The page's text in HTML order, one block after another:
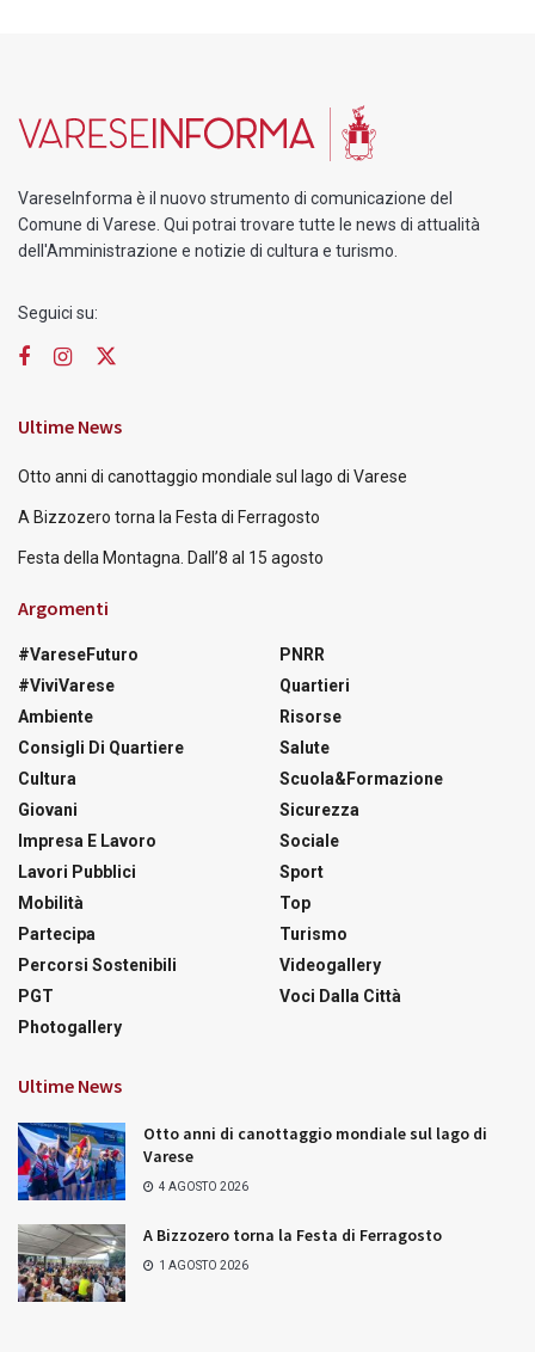
VareseInforma è il nuovo strumento di comunicazione del
Comune di Varese. Qui potrai trovare tutte le news di attualità
dell'Amministrazione e notizie di cultura e turismo.
Seguici su:
Ultime News
Otto anni di canottaggio mondiale sul lago di Varese
A Bizzozero torna la Festa di Ferragosto
Festa della Montagna. Dall’8 al 15 agosto
Argomenti
#VareseFuturo
#ViviVarese
Ambiente
Consigli Di Quartiere
Cultura
Giovani
Impresa E Lavoro
Lavori Pubblici
Mobilità
Partecipa
Percorsi Sostenibili
PGT
Photogallery
PNRR
Quartieri
Risorse
Salute
Scuola&Formazione
Sicurezza
Sociale
Sport
Top
Turismo
Videogallery
Voci Dalla Città
Ultime News
Otto anni di canottaggio mondiale sul lago di
Varese
4 AGOSTO 2026
A Bizzozero torna la Festa di Ferragosto
1 AGOSTO 2026